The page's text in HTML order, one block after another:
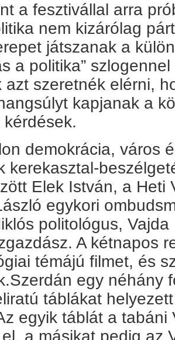
a fesztivállal arra
nem kizárólag
játszanak a
a politika”
azt szeretnék elérni,
kapjanak a
demokrácia, város
kerekasztal-
Elek István, a Heti
egykori
politológus,
A kétnapos
témájú filmet, és
egy néhány
táblákat
egyik táblát a
a másikat pedig az